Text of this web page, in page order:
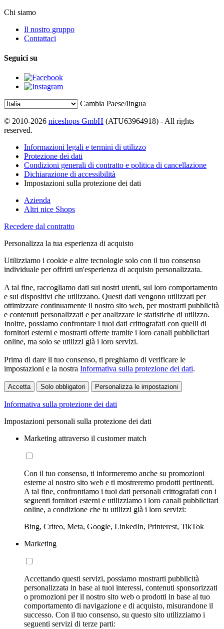
Chi siamo
Il nostro gruppo
Contattaci
Seguici su
Cambia Paese/lingua
© 2010-2026 niceshops GmbH (ATU63964918) - All rights
reserved.
Informazioni legali e termini di utilizzo
Protezione dei dati
Condizioni generali di contratto e politica di cancellazione
Dichiarazione di accessibilità
Impostazioni sulla protezione dei dati
Azienda
Altri nice Shops
Recedere dal contratto
Personalizza la tua esperienza di acquisto
Utilizziamo i cookie e altre tecnologie solo con il tuo consenso
individuale per offrirti un'esperienza di acquisto personalizzata.
A tal fine, raccogliamo dati sui nostri utenti, sul loro comportamento
e sui dispositivi che utilizzano. Questi dati vengono utilizzati per
ottimizzare continuamente il nostro sito web, per mostrarti pubblicità
e contenuti personalizzati e per analizzare le statistiche di utilizzo.
Inoltre, possiamo confrontare i tuoi dati crittografati con quelli di
fornitori esterni e mostrarti offerte tramite i loro canali pubblicitari
online, ma solo se utilizzi già i loro servizi.
Prima di dare il tuo consenso, ti preghiamo di verificare le
impostazioni e la nostra Informativa sulla protezione dei dati.
Accetta Solo obbligatori Personalizza le impostazioni
Informativa sulla protezione dei dati
Impostazioni personali sulla protezione dei dati
Marketing attraverso il customer match
Con il tuo consenso, ti informeremo anche su promozioni
esterne al nostro sito web e ti mostreremo prodotti pertinenti.
A tal fine, confrontiamo i tuoi dati personali crittografati con i
seguenti fornitori esterni e utilizziamo i loro canali pubblicitari
online, a condizione che tu utilizzi già i loro servizi:
Bing, Criteo, Meta, Google, LinkedIn, Printerest, TikTok
Marketing
Accettando questi servizi, possiamo mostrarti pubblicità
personalizzata in base ai tuoi interessi, contenuti sponsorizzati
o promozioni per il nostro sito web o prodotti in base al tuo
comportamento di navigazione e di acquisto, misurandone il
successo. Con il tuo consenso, su questo sito utilizziamo i
seguenti servizi di terze parti: